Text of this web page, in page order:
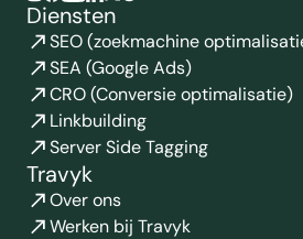
Diensten
SEO (zoekmachine
SEA (Google Ads)
CRO (Conversie optimalisatie)
Linkbuilding
Server Side Tagging
Travyk
Over ons
Werken bij Travyk